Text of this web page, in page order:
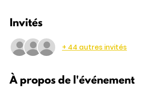
Invités
+ 44 autres invités
À propos de l'événement